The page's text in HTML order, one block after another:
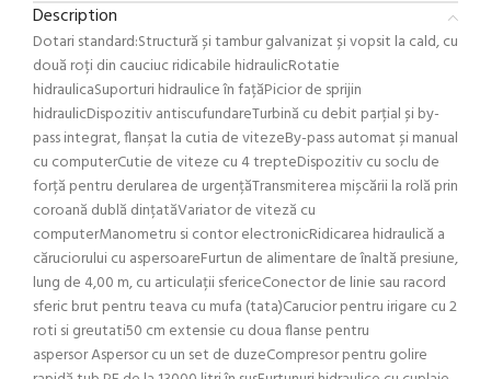
Description
Dotari standard:Structură și tambur galvanizat și vopsit la cald, cu
două roți din cauciuc ridicabile hidraulicRotatie
hidraulicaSuporturi hidraulice în fațăPicior de sprijin
hidraulicDispozitiv antiscufundareTurbină cu debit parțial și by-
pass integrat, flanșat la cutia de vitezeBy-pass automat și manual
cu computerCutie de viteze cu 4 trepteDispozitiv cu soclu de
forță pentru derularea de urgențăTransmiterea mișcării la rolă prin
coroană dublă dințatăVariator de viteză cu
computerManometru si contor electronicRidicarea hidraulică a
căruciorului cu aspersoareFurtun de alimentare de înaltă presiune,
lung de 4,00 m, cu articulații sfericeConector de linie sau racord
sferic brut pentru teava cu mufa (tata)Carucior pentru irigare cu 2
roti si greutati50 cm extensie cu doua flanse pentru
aspersor Aspersor cu un set de duzeCompresor pentru golire